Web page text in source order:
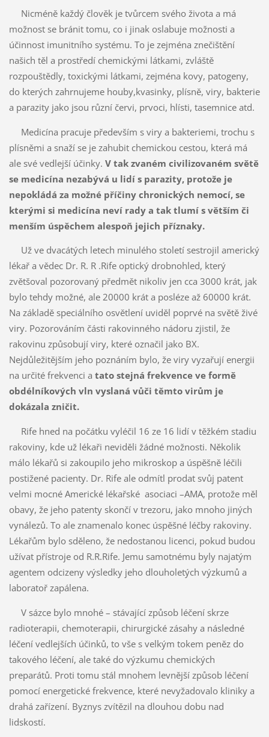
Nicméně každý člověk je tvůrcem svého života a má
možnost se bránit tomu, co i jinak oslabuje možnosti a
účinnost imunitního systému. To je zejména znečištění
našich těl a prostředí chemickými látkami, zvláště
rozpouštědly, toxickými látkami, zejména kovy, patogeny,
do kterých zahrnujeme houby,kvasinky, plísně, viry, bakterie
a parazity jako jsou různí červi, prvoci, hlísti, tasemnice atd.
Medicína pracuje především s viry a bakteriemi, trochu s
plísněmi a snaží se je zahubit chemickou cestou, která má
ale své vedlejší účinky. V tak zvaném civilizovaném světě
se medicína nezabývá u lidí s parazity, protože je
nepokládá za možné příčiny chronických nemocí, se
kterými si medicína neví rady a tak tlumí s větším či
menším úspěchem alespoň jejich příznaky.
Už ve dvacátých letech minulého století sestrojil americký
lékař a vědec Dr. R. R .Rife optický drobnohled, který
zvětšoval pozorovaný předmět nikoliv jen cca 3000 krát, jak
bylo tehdy možné, ale 20000 krát a posléze až 60000 krát.
Na základě speciálního osvětlení uviděl poprvé na světě živé
viry. Pozorováním části rakovinného nádoru zjistil, že
rakovinu způsobují viry, které označil jako BX.
Nejdůležitějším jeho poznáním bylo, že viry vyzařují energii
na určité frekvenci a tato stejná frekvence ve formě
obdélníkových vln vyslaná vůči těmto virům je
dokázala zničit.
Rife hned na počátku vyléčil 16 ze 16 lidí v těžkém stadiu
rakoviny, kde už lékaři neviděli žádné možnosti. Několik
málo lékařů si zakoupilo jeho mikroskop a úspěšně léčili
postižené pacienty. Dr. Rife ale odmítl prodat svůj patent
velmi mocné Americké lékařské asociaci –AMA, protože měl
obavy, že jeho patenty skončí v trezoru, jako mnoho jiných
vynálezů. To ale znamenalo konec úspěšné léčby rakoviny.
Lékařům bylo sděleno, že nedostanou licenci, pokud budou
užívat přístroje od R.R.Rife. Jemu samotnému byly najatým
agentem odcizeny výsledky jeho dlouholetých výzkumů a
laboratoř zapálena.
V sázce bylo mnohé – stávající způsob léčení skrze
radioterapii, chemoterapii, chirurgické zásahy a následné
léčení vedlejších účinků, to vše s velkým tokem peněz do
takového léčení, ale také do výzkumu chemických
preparátů. Proti tomu stál mnohem levnější způsob léčení
pomocí energetické frekvence, které nevyžadovalo kliniky a
drahá zařízení. Byznys zvítězil na dlouhou dobu nad
lidskostí.